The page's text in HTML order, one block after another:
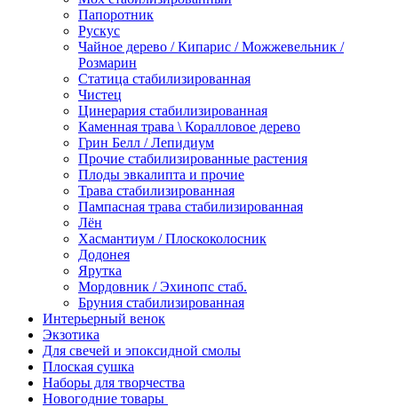
Папоротник
Рускус
Чайное дерево / Кипарис / Можжевельник /
Розмарин
Статица стабилизированная
Чистец
Цинерария стабилизированная
Каменная трава \ Коралловое дерево
Грин Белл / Лепидиум
Прочие стабилизированные растения
Плоды эвкалипта и прочие
Трава стабилизированная
Пампасная трава стабилизированная
Лён
Хасмантиум / Плоскоколосник
Додонея
Ярутка
Мордовник / Эхинопс стаб.
Бруния стабилизированная
Интерьерный венок
Экзотика
Для свечей и эпоксидной смолы
Плоская сушка
Наборы для творчества
Новогодние товары